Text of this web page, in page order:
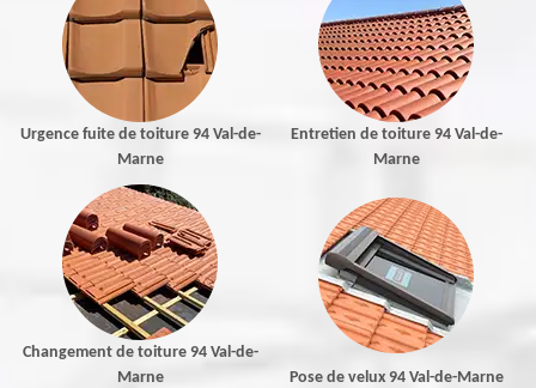
Urgence fuite de toiture 94 Val-de-
Marne
Entretien de toiture 94 Val-de-
Marne
Changement de toiture 94 Val-de-
Marne
Pose de velux 94 Val-de-Marne